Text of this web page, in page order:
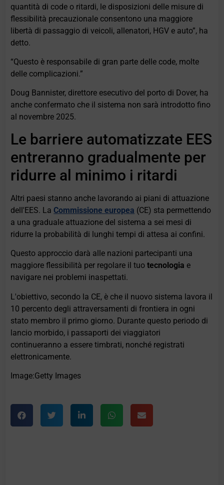
quantità di code o ritardi, le disposizioni delle misure di
flessibilità precauzionale consentono una maggiore
libertà di passaggio di veicoli, allenatori, HGV e auto”, ha
detto.
“Questo è responsabile di gran parte delle code, molte
delle complicazioni.”
Doug Bannister, direttore esecutivo del porto di Dover, ha
anche confermato che il sistema non sarà introdotto fino
al novembre 2025.
Le barriere automatizzate EES
entreranno gradualmente per
ridurre al minimo i ritardi
Altri paesi stanno anche lavorando ai piani di attuazione
dell'EES. La Commissione europea (CE) sta permettendo
a una graduale attuazione del sistema a sei mesi di
ridurre la probabilità di lunghi tempi di attesa ai confini.
Questo approccio darà alle nazioni partecipanti una
maggiore flessibilità per regolare il tuotecnologia e
navigare nei problemi inaspettati.
L'obiettivo, secondo la CE, è che il nuovo sistema lavora il
10 percento degli attraversamenti di frontiera in ogni
stato membro il primo giorno. Durante questo periodo di
lancio morbido, i passaporti dei viaggiatori
continueranno a essere timbrati, nonché registrati
elettronicamente.
Image:Getty Images